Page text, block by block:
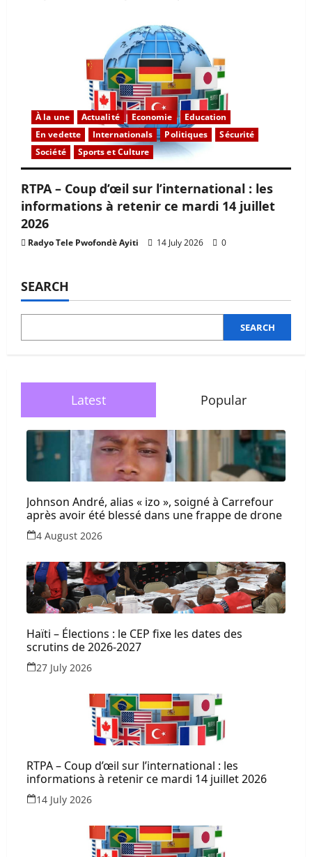
À la une Actualité Economie
Education
En vedette
Internationals Politiques
Sécurité
Société
Sports et Culture
RTPA – Coup d’œil sur l’international : les
informations à retenir ce mardi 14 juillet
2026
Radyo Tele Pwofondè Ayiti 14 July 2026 0
SEARCH
SEARCH
Latest Popular
Johnson André, alias « izo », soigné à Carrefour
après avoir été blessé dans une frappe de drone
4 August 2026
Haïti – Élections : le CEP fixe les dates des
scrutins de 2026-2027
27 July 2026
RTPA – Coup d’œil sur l’international : les
informations à retenir ce mardi 14 juillet 2026
14 July 2026